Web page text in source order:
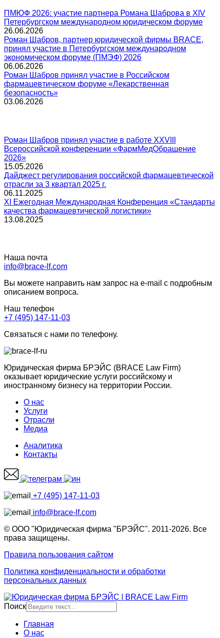
ПМЮФ 2026: участие партнера Романа Шаброва в XIV
Петербургском международном юридическом форуме
26.06.2026
Роман Шабров, партнер юридической фирмы BRACE,
принял участие в Петербургском международном
экономическом форуме (ПМЭФ) 2026
06.06.2026
Роман Шабров принял участие в Российском
фармацевтическом форуме «Лекарственная
безопасность»
03.06.2026
Роман Шабров принял участие в работе XXVIII
Всероссийской конференции «ФармМедОбращение
2026»
15.05.2026
Дайджест регулирования российской фармацевтической
отрасли за 3 квартал 2025 г.
06.11.2025
XI Ежегодная Международная Конференция «Стандарты
качества фармацевтической логистики»
13.08.2025
Наша почта
info@brace-lf.com
Вы можете направить нам запрос на e-mail с подробным
описанием вопроса.
Наш телефон
+7 (495) 147-11-03
Связаться с нами по телефону.
Юридическая фирма БРЭЙС (BRACE Law Firm)
оказывает юридические услуги российскому и
иностранному бизнесу на территории России.
О нас
Услуги
Отрасли
Медиа
Аналитика
Контакты
+7 (495) 147-11-03
info@brace-lf.com
© ООО "Юридическая фирма "БРЭЙС". 2011-2026. Все
права защищены.
Правила пользования сайтом
Политика конфиденциальности и обработки
персональных данных
Поиск
Главная
О нас